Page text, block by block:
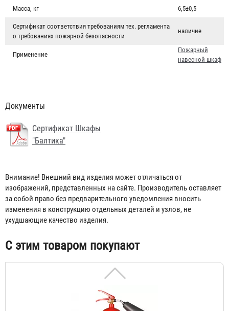
Масса, кг 6,5±0,5
Сертификат соответствия требованиям тех. регламента
о требованиях пожарной безопасности
наличие
Применение
Пожарный
навесной шкаф
Документы
Сертификат Шкафы
"Балтика"
Внимание! Внешний вид изделия может отличаться от
изображений, представленных на сайте. Производитель оставляет
за собой право без предварительного уведомления вносить
изменения в конструкцию отдельных деталей и узлов, не
ухудшающие качество изделия.
С этим товаром покупают
591 ₽
Огнетушитель ОУ-3 BCE (5 литров) d=114 мм